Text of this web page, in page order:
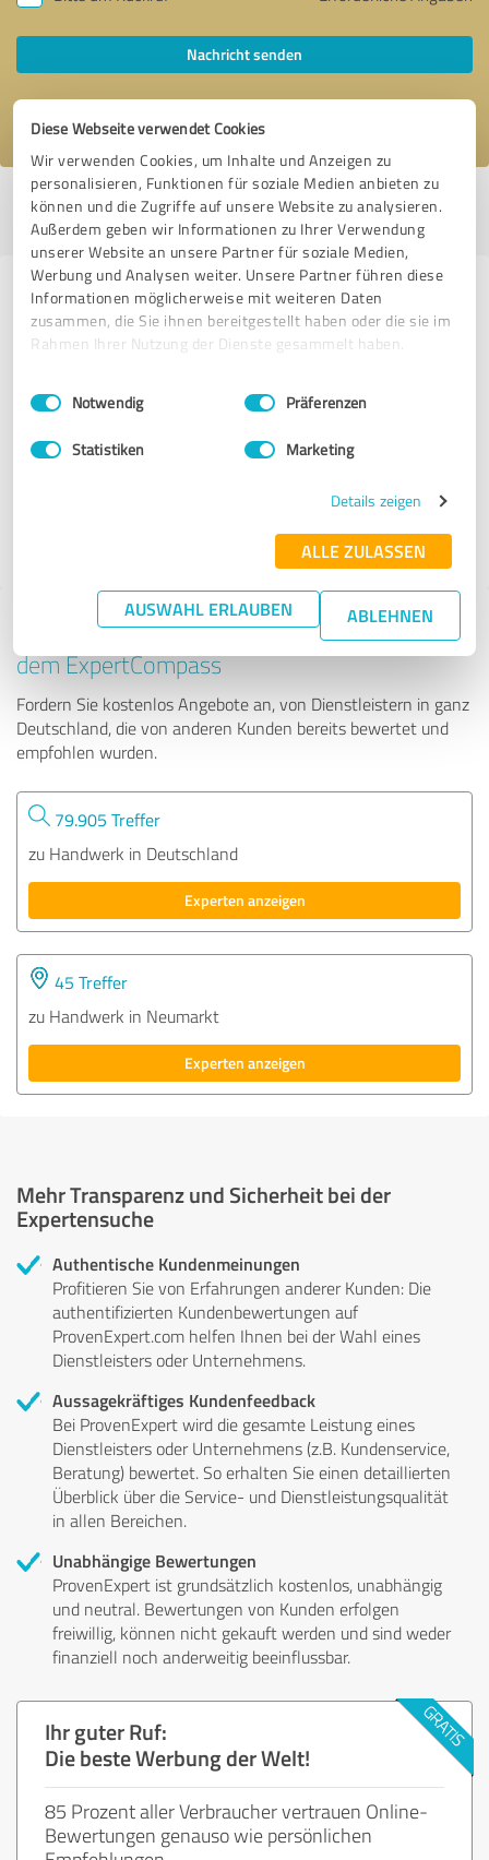
Diese Webseite verwendet Cookies
Wir verwenden Cookies, um Inhalte und Anzeigen zu
personalisieren, Funktionen für soziale Medien anbieten zu
können und die Zugriffe auf unsere Website zu analysieren.
Außerdem geben wir Informationen zu Ihrer Verwendung
unserer Website an unsere Partner für soziale Medien,
Werbung und Analysen weiter. Unsere Partner führen diese
Informationen möglicherweise mit weiteren Daten
zusammen, die Sie ihnen bereitgestellt haben oder die sie im
Rahmen Ihrer Nutzung der Dienste gesammelt haben.
Impressum Datenschutzbestimmungen
Einwilligungsauswahl
Notwendig Präferenzen
Statistiken Marketing
Details zeigen
ALLE ZULASSEN
AUSWAHL ERLAUBEN ABLEHNEN
Nachricht senden
Ich stimme den
Profil aktiv seit 03.05.2017 |Letzte Aktualisierung: 26.06.2026|Profil
melden
Erfahrungen zu weiteren
Anbietern aus dem Bereich
enerix Freiburg - Photovoltaik & Stromspeicher
Tipp: Die passenden Experten finden - mit
dem ExpertCompass
Fordern Sie kostenlos Angebote an, von Dienstleistern in ganz
Deutschland, die von anderen Kunden bereits bewertet und
empfohlen wurden.
79.905 Treffer
zu Handwerk in Deutschland
Experten anzeigen
45 Treffer
zu Handwerk in Neumarkt
Experten anzeigen
Mehr Transparenz und Sicherheit bei der
Expertensuche
Authentische Kundenmeinungen
Profitieren Sie von Erfahrungen anderer Kunden: Die
authentifizierten Kundenbewertungen auf
ProvenExpert.com helfen Ihnen bei der Wahl eines
Dienstleisters oder Unternehmens.
Aussagekräftiges Kundenfeedback
Bei ProvenExpert wird die gesamte Leistung eines
Dienstleisters oder Unternehmens (z.B. Kundenservice,
Beratung) bewertet. So erhalten Sie einen detaillierten
Überblick über die Service- und Dienstleistungsqualität
in allen Bereichen.
Unabhängige Bewertungen
ProvenExpert ist grundsätzlich kostenlos, unabhängig
und neutral. Bewertungen von Kunden erfolgen
freiwillig, können nicht gekauft werden und sind weder
finanziell noch anderweitig beeinflussbar.
Ihr guter Ruf:
Die beste Werbung der Welt!
85 Prozent aller Verbraucher vertrauen Online-
Bewertungen genauso wie persönlichen